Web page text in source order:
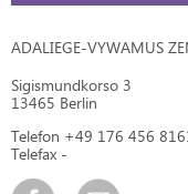
ADALIEGE-VYWAMUS
Sigismundkorso 3
13465 Berlin
Telefon +49 176 456
Telefax -